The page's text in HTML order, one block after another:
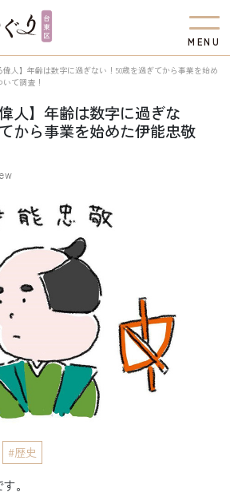
M EN U
偉人】年齢は数字に過ぎない！50歳を過ぎてから事業を始め
て調査！
人】年齢は数字に過ぎな
から事業を始めた伊能忠敬
歴史
。